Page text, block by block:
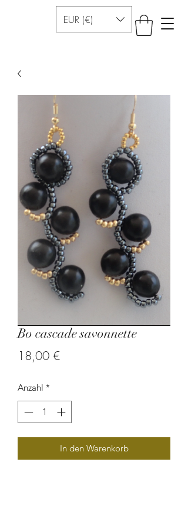
EUR (€)
Bo cascade savonnette
18,00 €Preis
Anzahl *
In den Warenkorb